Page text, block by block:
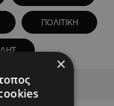
ΠΟΛΙΤΙΚΗ
×